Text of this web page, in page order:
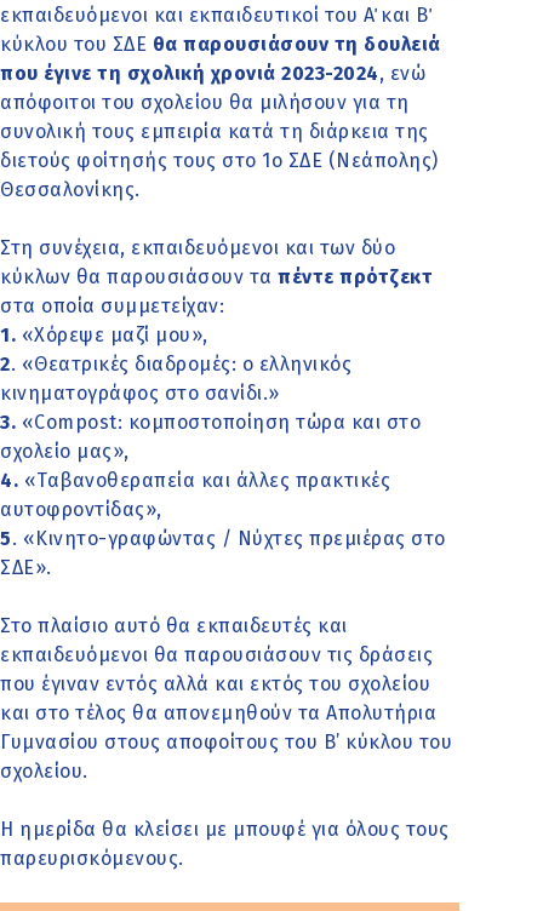
εκπαιδευόμενοι και εκπαιδευτικοί του Α΄ και Β΄
κύκλου του ΣΔΕ θα παρουσιάσουν τη δουλειά
που έγινε τη σχολική χρονιά 2023-2024, ενώ
απόφοιτοι του σχολείου θα μιλήσουν για τη
συνολική τους εμπειρία κατά τη διάρκεια της
διετούς φοίτησής τους στο 1ο ΣΔΕ (Νεάπολης)
Θεσσαλονίκης.
Στη συνέχεια, εκπαιδευόμενοι και των δύο
κύκλων θα παρουσιάσουν τα πέντε πρότζεκτ
στα οποία συμμετείχαν:
1. «Χόρεψε μαζί μου»,
2. «Θεατρικές διαδρομές: ο ελληνικός
κινηματογράφος στο σανίδι.»
3. «Compost: κομποστοποίηση τώρα και στο
σχολείο μας»,
4. «Ταβανοθεραπεία και άλλες πρακτικές
αυτοφροντίδας»,
5. «Κινητο-γραφώντας / Νύχτες πρεμιέρας στο
ΣΔΕ».
Στο πλαίσιο αυτό θα εκπαιδευτές και
εκπαιδευόμενοι θα παρουσιάσουν τις δράσεις
που έγιναν εντός αλλά και εκτός του σχολείου
και στο τέλος θα απονεμηθούν τα Απολυτήρια
Γυμνασίου στους αποφοίτους του Β’ κύκλου του
σχολείου.
Η ημερίδα θα κλείσει με μπουφέ για όλους τους
παρευρισκόμενους.